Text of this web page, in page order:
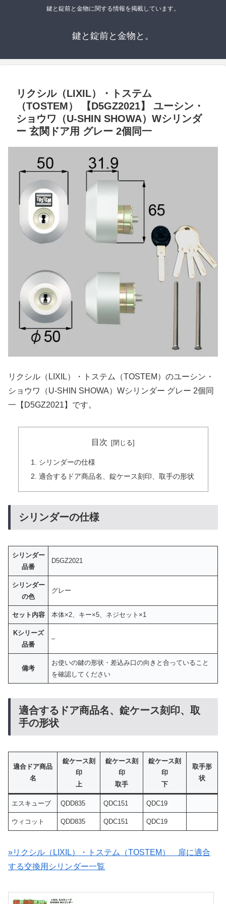
鍵と錠前と金物に関する情報を掲載しています。
鍵と錠前と金物と。
リクシル（LIXIL）・トステム
（TOSTEM） 【D5GZ2021】 ユーシン・
ショウワ（U-SHIN SHOWA）Wシリンダ
ー 玄関ドア用 グレー 2個同一
リクシル（LIXIL）・トステム（TOSTEM）のユーシン・
ショウワ（U-SHIN SHOWA）Wシリンダー グレー 2個同
一【D5GZ2021】です。
目次
シリンダーの仕様
適合するドア商品名、錠ケース刻印、取手の形状
シリンダーの仕様
シリンダー
品番
D5GZ2021
シリンダー
の色
グレー
セット内容 本体×2、キー×5、ネジセット×1
Kシリーズ
品番
–
備考
お使いの鍵の形状・差込み口の向きと合っていること
を確認してください
適合するドア商品名、錠ケース刻印、取
手の形状
適合ドア商品
名
錠ケース刻
印
上
錠ケース刻
印
取手
錠ケース刻
印
下
取手形
状
エスキューブ QDD835 QDC151 QDC19
ウィコット QDD835 QDC151 QDC19
»リクシル（LIXIL）・トステム（TOSTEM） 扉に適合
する交換用シリンダー一覧